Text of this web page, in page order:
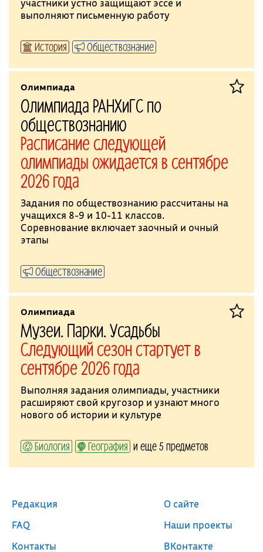
участники устно защищают эссе и
выполняют письменную работу
История Обществознание
Олимпиада
Олимпиада РАНХиГС по
обществознанию
Расписание следующей
олимпиады ожидается в сентябре
2026 года
Задания по обществознанию рассчитаны на
учащихся 8-9 и 10-11 классов.
Соревнование включает заочный и очный
этапы
Обществознание
Олимпиада
Музеи. Парки. Усадьбы
Следующий сезон стартует в
сентябре 2026 года
Выполняя задания олимпиады, участники
расширяют свой кругозор и узнают много
нового об истории и культуре
Биология География и еще 5 предметов
Редакция
FAQ
Контакты
О сайте
Наши проекты
ВКонтакте